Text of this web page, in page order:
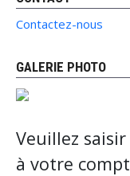
Contactez-nous
GALERIE PHOTO
Veuillez
à votre